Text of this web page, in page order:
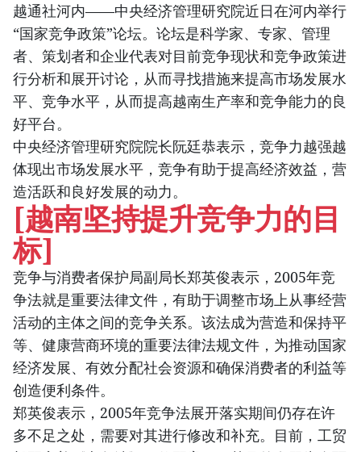
越通社河内——中央经济管理研究院近日在河内举行
“国家竞争政策”论坛。论坛是科学家、专家、管理
者、策划者和企业代表对目前竞争现状和竞争政策进
行分析和展开讨论，从而寻找措施来提高市场发展水
平、竞争水平，从而提高越南生产率和竞争能力的良
好平台。
中央经济管理研究院院长阮廷恭表示，竞争力越强越
体现出市场发展水平，竞争有助于提高经济效益，营
造活跃和良好发展的动力。
[越南坚持提升竞争力的目
标]
竞争与消费者保护局副局长郑英俊表示，2005年竞
争法就是重要法律文件，有助于调整市场上从事经营
活动的主体之间的竞争关系。该法成为营造和保持平
等、健康营商环境的重要法律法规文件，为推动国家
经济发展、有效分配社会资源和确保消费者的利益等
创造便利条件。
郑英俊表示，2005年竞争法展开落实期间仍存在许
多不足之处，需要对其进行修改和补充。目前，工贸